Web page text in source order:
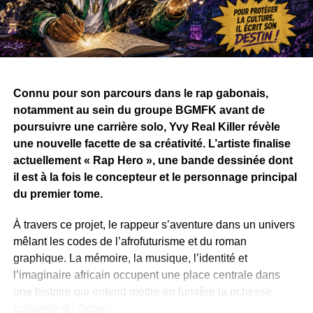
Une image pourrait désormais changer la donne. Dans
une vidéo publiée dans la nuit du 8 au 9 août 2026,
Ba’ponga et Kôba apparaissent ensemble sur scène,
semble être une cérémonie de mariage.
La séquence, chaleureusement accueillie par l’assistance
et sur les réseaux sociaux, prend une dimension
particulière avec la présence d’autres anciens d’Eben,
notammentLa Fuente,NephtalietK-Prime.
Simples retrouvailles ou véritable réconciliation ? Cette
Entertainment, dont la relance autour d’une nouvelle
génération d’artistes peine encore à retrouver l’influence
et le succès de ses grandes années.
WhatsApp
Facebook
X Telegram
Email
>>
Connu pour son parcours dans le rap gabonais,
notamment au sein du groupe BGMFK avant de
poursuivre une carrière solo, Yvy Real Killer révèle
une nouvelle facette de sa créativité. L’artiste finalise
actuellement « Rap Hero », une bande dessinée dont
il est à la fois le concepteur et le personnage principal
du premier tome.
À travers ce projet, le rappeur s’aventure dans un univers
mêlant les codes de l’afrofuturisme et du roman
graphique. La mémoire, la musique, l’identité et
l’imaginaire africain occupent une place centrale dans
une histoire qui entend mettre en lumière la richesse